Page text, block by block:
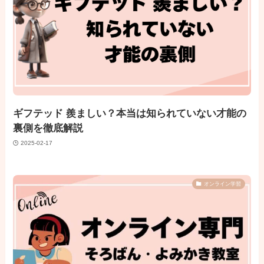
ギフテッド 羨ましい？本当は知られていない才能の
裏側を徹底解説
2025-02-17
オンライン学習